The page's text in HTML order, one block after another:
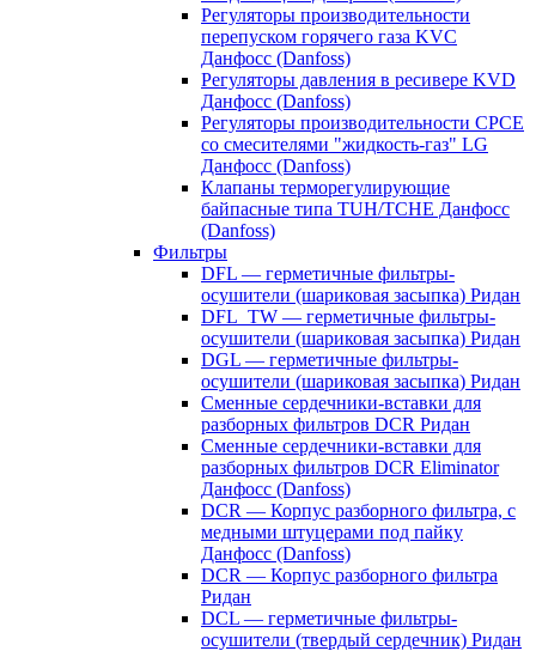
Регуляторы производительности
перепуском горячего газа KVC
Данфосс (Danfoss)
Регуляторы давления в ресивере KVD
Данфосс (Danfoss)
Регуляторы производительности CPCE
со смесителями "жидкость-газ" LG
Данфосс (Danfoss)
Клапаны терморегулирующие
байпасные типа TUH/TCHE Данфосс
(Danfoss)
Фильтры
DFL — герметичные фильтры-
осушители (шариковая засыпка) Ридан
DFL_TW — герметичные фильтры-
осушители (шариковая засыпка) Ридан
DGL — герметичные фильтры-
осушители (шариковая засыпка) Ридан
Сменные сердечники-вставки для
разборных фильтров DCR Ридан
Сменные сердечники-вставки для
разборных фильтров DCR Eliminator
Данфосс (Danfoss)
DCR — Корпус разборного фильтра, с
медными штуцерами под пайку
Данфосс (Danfoss)
DCR — Корпус разборного фильтра
Ридан
DCL — герметичные фильтры-
осушители (твердый сердечник) Ридан